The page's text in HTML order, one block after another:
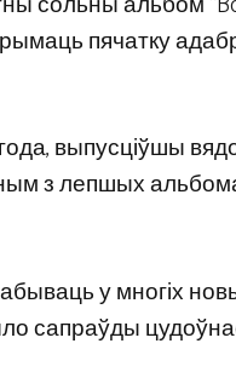
пячатку
выпусціўшы
з лепшых
у многіх
сапраўды